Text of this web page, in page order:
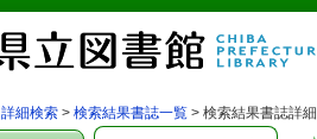
詳細検索 > 検索結果書誌一覧 > 検索結果書誌詳細